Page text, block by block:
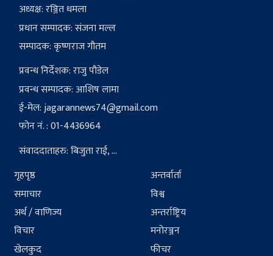
अध्यक्ष: रञ्जित धमला
प्रधान सम्पादक: संजना मल्ल
सम्पादक: कृष्णराज गौतम
प्रवन्ध निर्देशक: राजु पौडेल
प्रवन्ध सम्पादक: आशिष लामा
ई-मेल:jagarannews74@gmail.com
फोन नं. : 01-4436964
संवाददाताहरु: बिजुता राई, ...
गृहपृष्ठ
समाचार
अर्थ / वाणिज्य
विचार
खेलकुद
अन्तर्वार्ता
विश्व
अन्तर्राष्ट्रिय
मनोरञ्जन
फीचर